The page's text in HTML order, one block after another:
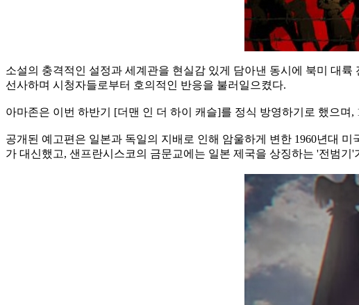
소설의 충격적인 설정과 세계관을 현실감 있게 담아낸 동시에 북미 대
선사하며 시청자들로부터 호의적인 반응을 불러일으켰다.
아마존은 이번 하반기 [더맨 인 더 하이 캐슬]를 정식 방영하기로 했으
공개된 예고편은 일본과 독일의 지배로 인해 암울하게 변한 1960년대
가 대신했고, 샌프란시스코의 금문교에는 일본 제국을 상징하는 '전범기'